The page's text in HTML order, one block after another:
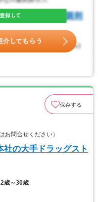
保存する
問合せください）
社の大手ドラッグスト
歳～30歳